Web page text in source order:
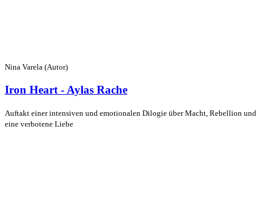
Nina Varela (Autor)
Iron Heart - Aylas Rache
Auftakt einer intensiven und emotionalen Dilogie über Macht, Rebellion und
eine verbotene Liebe